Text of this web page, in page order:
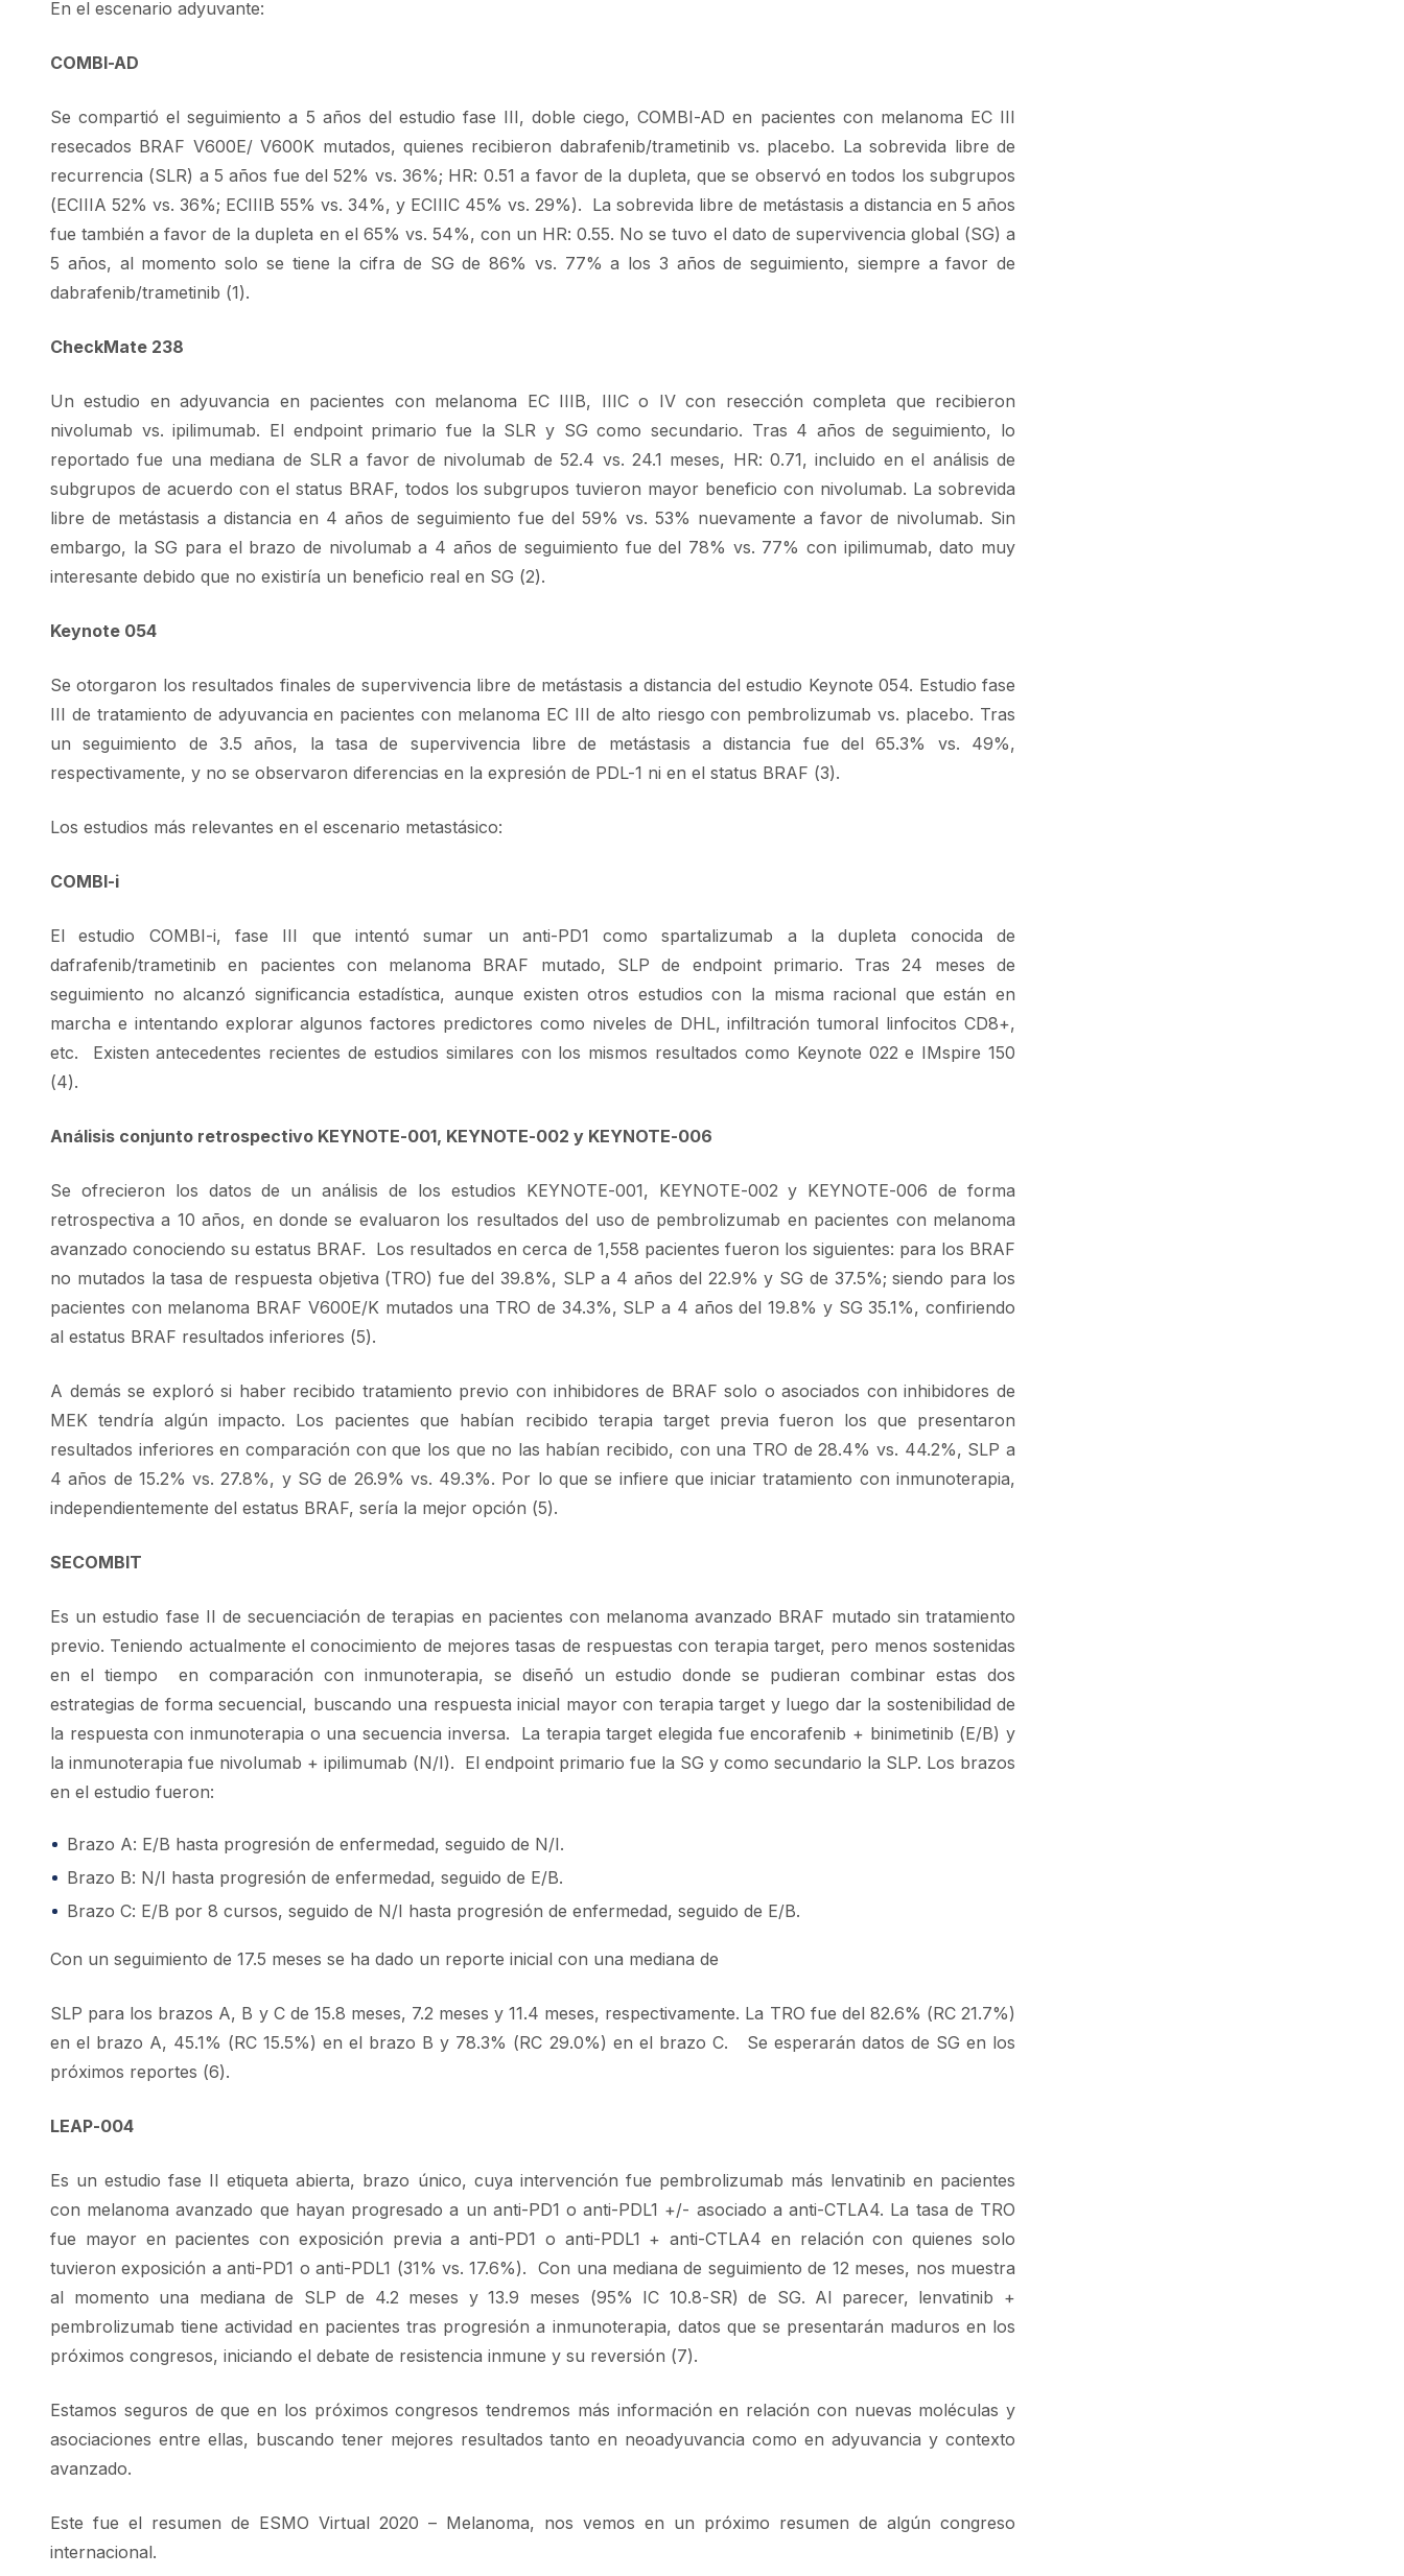
En el escenario adyuvante:
COMBI-AD
Se compartió el seguimiento a 5 años del estudio fase III, doble ciego, COMBI-AD en pacientes con melanoma EC III
resecados BRAF V600E/ V600K mutados, quienes recibieron dabrafenib/trametinib vs. placebo. La sobrevida libre de
recurrencia (SLR) a 5 años fue del 52% vs. 36%; HR: 0.51 a favor de la dupleta, que se observó en todos los subgrupos
(ECIIIA 52% vs. 36%; ECIIIB 55% vs. 34%, y ECIIIC 45% vs. 29%). La sobrevida libre de metástasis a distancia en 5 años
fue también a favor de la dupleta en el 65% vs. 54%, con un HR: 0.55. No se tuvo el dato de supervivencia global (SG) a
5 años, al momento solo se tiene la cifra de SG de 86% vs. 77% a los 3 años de seguimiento, siempre a favor de
dabrafenib/trametinib (1).
CheckMate 238
Un estudio en adyuvancia en pacientes con melanoma EC IIIB, IIIC o IV con resección completa que recibieron
nivolumab vs. ipilimumab. El endpoint primario fue la SLR y SG como secundario. Tras 4 años de seguimiento, lo
reportado fue una mediana de SLR a favor de nivolumab de 52.4 vs. 24.1 meses, HR: 0.71, incluido en el análisis de
subgrupos de acuerdo con el status BRAF, todos los subgrupos tuvieron mayor beneficio con nivolumab. La sobrevida
libre de metástasis a distancia en 4 años de seguimiento fue del 59% vs. 53% nuevamente a favor de nivolumab. Sin
embargo, la SG para el brazo de nivolumab a 4 años de seguimiento fue del 78% vs. 77% con ipilimumab, dato muy
interesante debido que no existiría un beneficio real en SG (2).
Keynote 054
Se otorgaron los resultados finales de supervivencia libre de metástasis a distancia del estudio Keynote 054. Estudio fase
III de tratamiento de adyuvancia en pacientes con melanoma EC III de alto riesgo con pembrolizumab vs. placebo. Tras
un seguimiento de 3.5 años, la tasa de supervivencia libre de metástasis a distancia fue del 65.3% vs. 49%,
respectivamente, y no se observaron diferencias en la expresión de PDL-1 ni en el status BRAF (3).
Los estudios más relevantes en el escenario metastásico:
COMBI-i
El estudio COMBI-i, fase III que intentó sumar un anti-PD1 como spartalizumab a la dupleta conocida de
dafrafenib/trametinib en pacientes con melanoma BRAF mutado, SLP de endpoint primario. Tras 24 meses de
seguimiento no alcanzó significancia estadística, aunque existen otros estudios con la misma racional que están en
marcha e intentando explorar algunos factores predictores como niveles de DHL, infiltración tumoral linfocitos CD8+,
etc. Existen antecedentes recientes de estudios similares con los mismos resultados como Keynote 022 e IMspire 150
(4).
Análisis conjunto retrospectivo KEYNOTE-001, KEYNOTE-002 y KEYNOTE-006
Se ofrecieron los datos de un análisis de los estudios KEYNOTE-001, KEYNOTE-002 y KEYNOTE-006 de forma
retrospectiva a 10 años, en donde se evaluaron los resultados del uso de pembrolizumab en pacientes con melanoma
avanzado conociendo su estatus BRAF. Los resultados en cerca de 1,558 pacientes fueron los siguientes: para los BRAF
no mutados la tasa de respuesta objetiva (TRO) fue del 39.8%, SLP a 4 años del 22.9% y SG de 37.5%; siendo para los
pacientes con melanoma BRAF V600E/K mutados una TRO de 34.3%, SLP a 4 años del 19.8% y SG 35.1%, confiriendo
al estatus BRAF resultados inferiores (5).
A demás se exploró si haber recibido tratamiento previo con inhibidores de BRAF solo o asociados con inhibidores de
MEK tendría algún impacto. Los pacientes que habían recibido terapia target previa fueron los que presentaron
resultados inferiores en comparación con que los que no las habían recibido, con una TRO de 28.4% vs. 44.2%, SLP a
4 años de 15.2% vs. 27.8%, y SG de 26.9% vs. 49.3%. Por lo que se infiere que iniciar tratamiento con inmunoterapia,
independientemente del estatus BRAF, sería la mejor opción (5).
SECOMBIT
Es un estudio fase II de secuenciación de terapias en pacientes con melanoma avanzado BRAF mutado sin tratamiento
previo. Teniendo actualmente el conocimiento de mejores tasas de respuestas con terapia target, pero menos sostenidas
en el tiempo en comparación con inmunoterapia, se diseñó un estudio donde se pudieran combinar estas dos
estrategias de forma secuencial, buscando una respuesta inicial mayor con terapia target y luego dar la sostenibilidad de
la respuesta con inmunoterapia o una secuencia inversa. La terapia target elegida fue encorafenib + binimetinib (E/B) y
la inmunoterapia fue nivolumab + ipilimumab (N/I). El endpoint primario fue la SG y como secundario la SLP. Los brazos
en el estudio fueron:
Brazo A: E/B hasta progresión de enfermedad, seguido de N/I.
Brazo B: N/I hasta progresión de enfermedad, seguido de E/B.
Brazo C: E/B por 8 cursos, seguido de N/I hasta progresión de enfermedad, seguido de E/B.
Con un seguimiento de 17.5 meses se ha dado un reporte inicial con una mediana de
SLP para los brazos A, B y C de 15.8 meses, 7.2 meses y 11.4 meses, respectivamente. La TRO fue del 82.6% (RC 21.7%)
en el brazo A, 45.1% (RC 15.5%) en el brazo B y 78.3% (RC 29.0%) en el brazo C. Se esperarán datos de SG en los
próximos reportes (6).
LEAP-004
Es un estudio fase II etiqueta abierta, brazo único, cuya intervención fue pembrolizumab más lenvatinib en pacientes
con melanoma avanzado que hayan progresado a un anti-PD1 o anti-PDL1 +/- asociado a anti-CTLA4. La tasa de TRO
fue mayor en pacientes con exposición previa a anti-PD1 o anti-PDL1 + anti-CTLA4 en relación con quienes solo
tuvieron exposición a anti-PD1 o anti-PDL1 (31% vs. 17.6%). Con una mediana de seguimiento de 12 meses, nos muestra
al momento una mediana de SLP de 4.2 meses y 13.9 meses (95% IC 10.8-SR) de SG. Al parecer, lenvatinib +
pembrolizumab tiene actividad en pacientes tras progresión a inmunoterapia, datos que se presentarán maduros en los
próximos congresos, iniciando el debate de resistencia inmune y su reversión (7).
Estamos seguros de que en los próximos congresos tendremos más información en relación con nuevas moléculas y
asociaciones entre ellas, buscando tener mejores resultados tanto en neoadyuvancia como en adyuvancia y contexto
avanzado.
Este fue el resumen de ESMO Virtual 2020 – Melanoma, nos vemos en un próximo resumen de algún congreso
internacional.